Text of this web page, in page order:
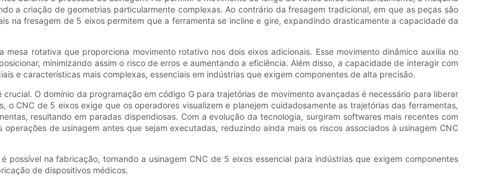
a criação de geometrias particularmente complexas. Ao contrário da fresagem tradicional, em que as peças são
na fresagem de 5 eixos permitem que a ferramenta se incline e gire, expandindo drasticamente a capacidade da
rotativa que proporciona movimento rotativo nos dois eixos adicionais. Esse movimento dinâmico auxilia no
minimizando assim o risco de erros e aumentando a eficiência. Além disso, a capacidade de interagir com
e características mais complexas, essenciais em indústrias que exigem componentes de alta precisão.
O domínio da programação em código G para trajetórias de movimento avançadas é necessário para liberar
o CNC de 5 eixos exige que os operadores visualizem e planejem cuidadosamente as trajetórias das ferramentas,
resultando em paradas dispendiosas. Com a evolução da tecnologia, surgiram softwares mais recentes com
de usinagem antes que sejam executadas, reduzindo ainda mais os riscos associados à usinagem CNC
possível na fabricação, tornando a usinagem CNC de 5 eixos essencial para indústrias que exigem componentes
de dispositivos médicos.